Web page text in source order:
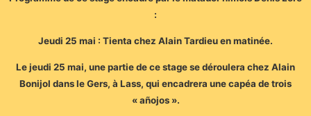
:
Jeudi 25 mai : Tienta chez Alain Tardieu en matinée.
Le jeudi 25 mai, une partie de ce stage se déroulera chez Alain
Bonijol dans le Gers, à Lass, qui encadrera une capéa de trois
« añojos ».